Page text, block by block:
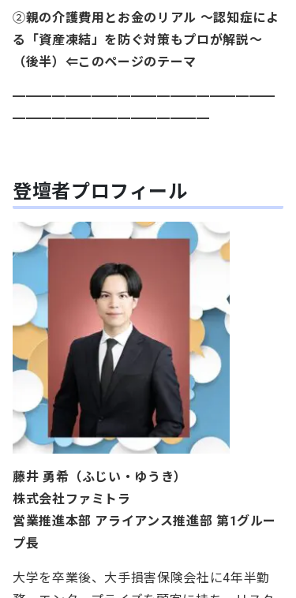
②親の介護費用とお金のリアル ～認知症によ
る「資産凍結」を防ぐ対策もプロが解説～
（後半）⇐このページのテーマ
━━━━━━━━━━━━━━━━━━━━
━━━━━━━━━━━━━━━
登壇者プロフィール
藤井 勇希（ふじい・ゆうき）
株式会社ファミトラ
営業推進本部 アライアンス推進部 第1グルー
プ長
大学を卒業後、大手損害保険会社に4年半勤